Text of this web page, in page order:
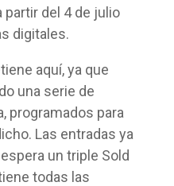
partir del 4 de julio
digitales.
aquí, ya que
una serie de
programados para
Las entradas ya
un triple Sold
todas las